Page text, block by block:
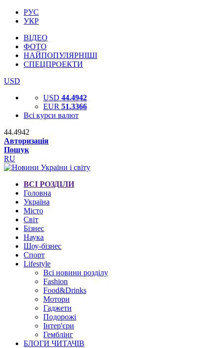
РУС
УКР
ВІДЕО
ФОТО
НАЙПОПУЛЯРНІШІ
СПЕЦПРОЕКТИ
USD
USD 44.4942
EUR 51.3366
Всі курси валют
44.4942
Авторизація
Пошук
RU
ВСІ РОЗДІЛИ
Головна
Україна
Місто
Світ
Бізнес
Наука
Шоу-бізнес
Спорт
Lifestyle
Всі новини розділу
Fashion
Food&Drinks
Мотори
Гаджети
Подорожі
Інтер'єри
Гемблінг
БЛОГИ ЧИТАЧІВ